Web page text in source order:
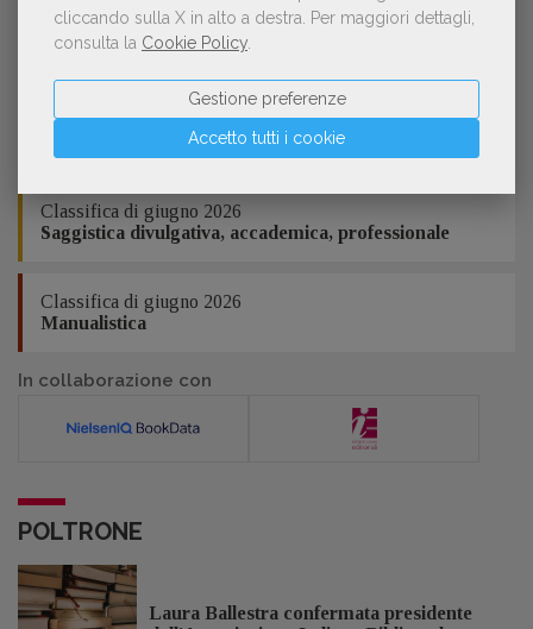
cliccando sulla X in alto a destra. Per maggiori dettagli,
consulta la Cookie Policy
Accetto tutti i cookie
Gestione preferenze
associativa: siamo in grado di dare una
risposta organica a questa sfida culturale
che ci viene dalla società?
Classifica di giugno 2026
Fumetti
Classifica di giugno 2026
Bambini e ragazzi
Classifica di giugno 2026
Saggistica divulgativa, accademica, professionale
Classifica di giugno 2026
Manualistica
In collaborazione con
POLTRONE
Laura Ballestra confermata presidente